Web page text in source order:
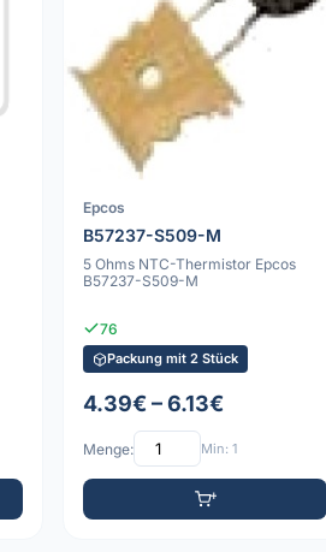
Epcos
B57237-S509-M
5 Ohms NTC-Thermistor Epcos
B57237-S509-M
76
Packung mit 2 Stück
4.39€ – 6.13€
Menge: Min: 1